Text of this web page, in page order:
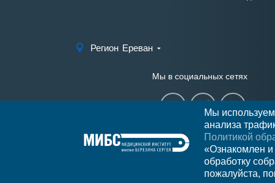
Регион Ереван
Мы в социальных сетях
Мы
анализа
Политикой
«Ознакомлен и
обработку
пожалуйста,